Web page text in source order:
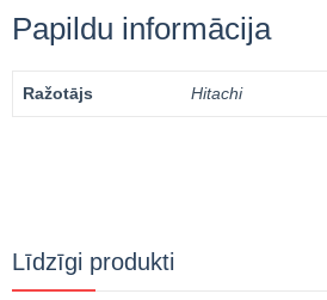
Papildu informācija
Ražotājs Hitachi
Līdzīgi produkti